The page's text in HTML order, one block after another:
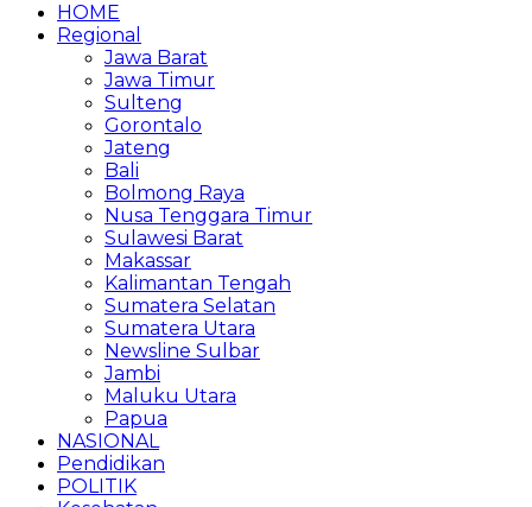
HOME
Regional
Jawa Barat
Jawa Timur
Sulteng
Gorontalo
Jateng
Bali
Bolmong Raya
Nusa Tenggara Timur
Sulawesi Barat
Makassar
Kalimantan Tengah
Sumatera Selatan
Sumatera Utara
Newsline Sulbar
Jambi
Maluku Utara
Papua
NASIONAL
Pendidikan
POLITIK